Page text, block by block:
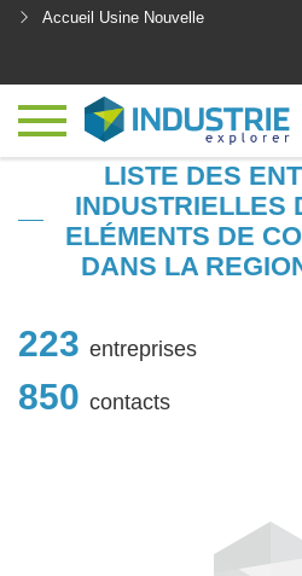
Accueil Usine Nouvelle
LISTE DES
INDUSTRIELLES
ELÉMENTS DE
DANS LA
223 entreprises
850 contacts